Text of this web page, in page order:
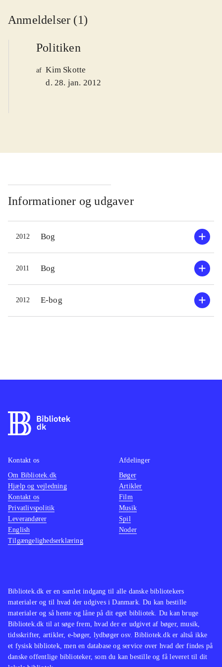
Anmeldelser (1)
Politiken
af Kim Skotte
d. 28. jan. 2012
Informationer og udgaver
2012 Bog
2011 Bog
2012 E-bog
Bibliotek.dk er en samlet indgang til alle danske bibliotekers
materialer og til hvad der udgives i Danmark. Du kan bestille
materialer og så hente og låne på dit eget bibliotek. Du kan bruge
Bibliotek.dk til at søge frem, hvad der er udgivet af bøger, musik,
tidsskrifter, artikler, e-bøger, lydbøger osv. Bibliotek.dk er altså ikke
et fysisk bibliotek, men en database og service over hvad der findes på
danske offentlige biblioteker, som du kan bestille og få leveret til dit
Kontakt os
Om Bibliotek.dk
Hjælp og vejledning
Kontakt os
Privatlivspolitik
Leverandører
English
Tilgængelighedserklæring
Afdelinger
Bøger
Artikler
Film
Musik
Spil
Noder